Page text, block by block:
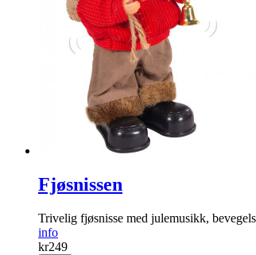
Fjøsnissen
Trivelig fjøsnisse med jule­musikk,
info
kr249